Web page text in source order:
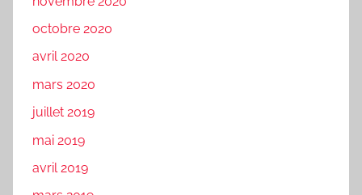
octobre 2020
avril 2020
mars 2020
juillet 2019
mai 2019
avril 2019